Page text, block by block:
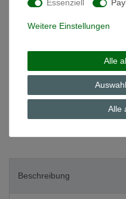
auf Lager
* inkl. ges. MwSt. zzgl.Versandkosten
Beschreibung
Essenziell
Weitere Einstellungen
Alle
Alle